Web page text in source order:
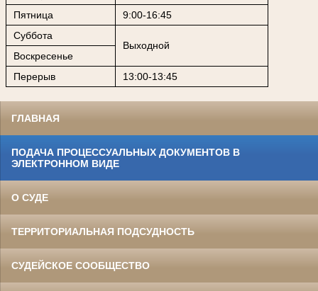
Пятница
9:00-16:45
Суббота
Выходной
Воскресенье
Перерыв
13:00-13:45
ГЛАВНАЯ
ПОДАЧА ПРОЦЕССУАЛЬНЫХ ДОКУМЕНТОВ В
ЭЛЕКТРОННОМ ВИДЕ
О СУДЕ
ТЕРРИТОРИАЛЬНАЯ ПОДСУДНОСТЬ
СУДЕЙСКОЕ СООБЩЕСТВО